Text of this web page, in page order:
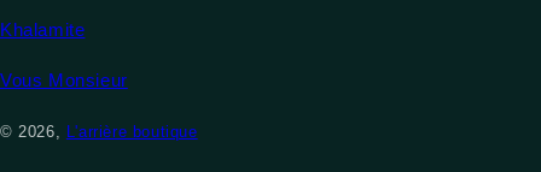
Khalamite
Vous Monsieur
© 2026, L'arrière boutique